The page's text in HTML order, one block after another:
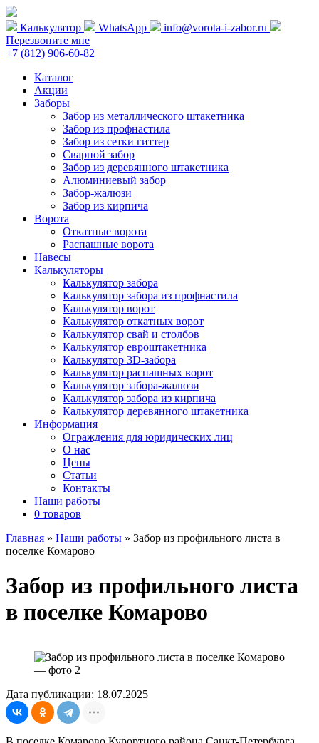
Калькулятор WhatsApp
info@vorota-i-zabor.ru
Перезвоните мне
+7 (812) 906-60-82
Каталог
Акции
Заборы
Забор из металлического штакетника
Забор из профнастила
Забор из сетки гиттер
Сварной забор
Забор из деревянного штакетника
Алюминиевый забор
Забор-жалюзи
Забор из кирпича
Ворота
Откатные ворота
Распашные ворота
Навесы
Калькуляторы
Калькулятор забора
Калькулятор забора из профнастила
Калькулятор ворот
Калькулятор откатных ворот
Калькулятор свай и столбов
Калькулятор евроштакетника
Калькулятор 3D-забора
Калькулятор распашных ворот
Калькулятор забора-жалюзи
Калькулятор забора из кирпича
Калькулятор деревянного штакетника
Информация
Ограждения для юридических лиц
О нас
Цены
Статьи
Контакты
Наши работы
0 товаров
Главная » Наши работы » Забор из профильного листа в
поселке Комарово
Забор из профильного листа
в поселке Комарово
Дата публикации: 18.07.2025